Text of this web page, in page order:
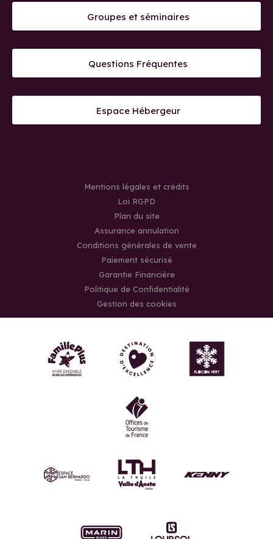
Groupes et séminaires
Questions Fréquentes
Espace Hébergeur
Mentions légales et crédits
Loi RGPD
Plan du site
Assurance annulation
Conditions générales de vente
Paiement sécurisé
Garantie Financière
Politique de Confidentialité
Gestion des cookies